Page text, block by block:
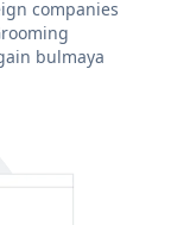
companies
bulmaya